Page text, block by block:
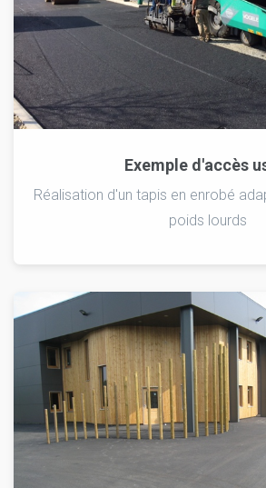
Exemple d'accès
Réalisation d'un tapis en enrobé
poids lourds